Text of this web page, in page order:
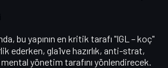
bu yapının en kritik tarafı "IGL – koç"
ederken, gla1vehazırlık, anti-strat,
mental yönetim tarafını yönlendirecek.